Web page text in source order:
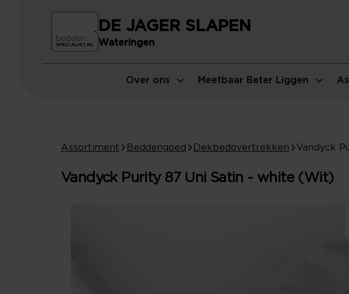
Over ons Meetbaar Beter Liggen
DE JAGER SLAPEN
Wateringen
Assortiment Beddengoed Dekbedovertrekken
Vandyck Purity 87 Uni Satin - white (Wit)